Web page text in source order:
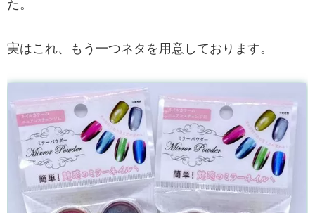
た。
実はこれ、もう一つネタを用意しております。